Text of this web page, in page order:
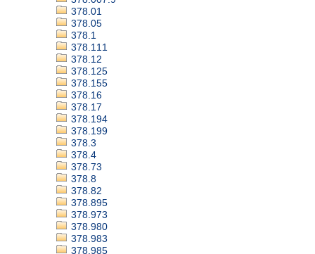
378.01
378.05
378.1
378.111
378.12
378.125
378.155
378.16
378.17
378.194
378.199
378.3
378.4
378.73
378.8
378.82
378.895
378.973
378.980
378.983
378.985